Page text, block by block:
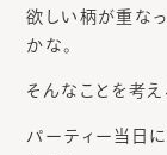
欲しい柄が重な
かな。
そんなことを考え
パーティー当日